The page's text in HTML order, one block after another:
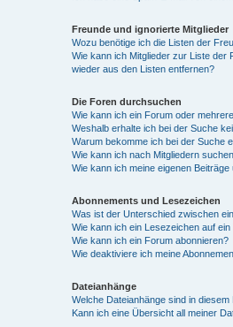
Freunde und ignorierte Mitglieder
Wozu benötige ich die Listen der
Wie kann ich Mitglieder zur Liste der
wieder aus den Listen entfernen?
Die Foren durchsuchen
Wie kann ich ein Forum oder
Weshalb erhalte ich bei der Suche
Warum bekomme ich bei der Suche
Wie kann ich nach Mitgliedern
Wie kann ich meine eigenen
Abonnements und Lesezeichen
Was ist der Unterschied zwischen
Wie kann ich ein Lesezeichen auf
Wie kann ich ein Forum abonnieren?
Wie deaktiviere ich meine
Dateianhänge
Welche Dateianhänge sind in
Kann ich eine Übersicht all meiner